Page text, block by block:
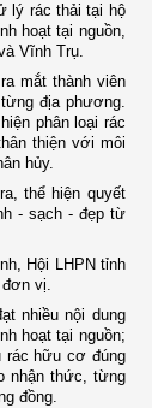
lý rác thải tại hộ
hoạt tại nguồn,
Vĩnh Trụ.
mắt thành viên
địa phương.
phân loại rác
thiện với môi
hủy.
thể hiện quyết
- sạch -đẹp từ
Hội LHPN tỉnh
đơn vị.
nhiều nội dung
hoạt tại nguồn;
rác hữu cơ đúng
nhận thức, từng
đồng.